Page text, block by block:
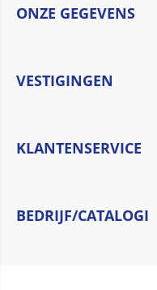
ONZE GEGEVENS
VESTIGINGEN
KLANTENSERVICE
BEDRIJF/CATALOGI